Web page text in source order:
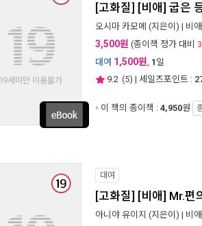
[고화질] [비애] 굽은
오시마 카모메 (지은이) | 비
3,500원 (종이책 정가 대비
대여 1,500원, 1 일
9.2 (5) | 세일즈포인트 :
이 책의 종이책 : 4,950원
대여
[고화질] [비애] Mr.편
아니야 유이지 (지은이) | 비